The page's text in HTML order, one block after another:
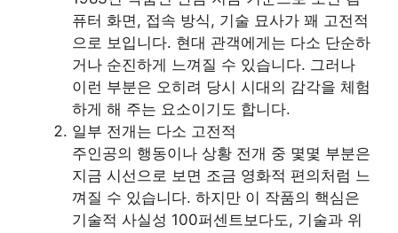
퓨터 화면, 접속 방식, 기술 묘사가 꽤 고전적
으로 보입니다. 현대 관객에게는 다소 단순하
거나 순진하게 느껴질 수 있습니다. 그러나
이런 부분은 오히려 당시 시대의 감각을 체험
하게 해 주는 요소이기도 합니다.
일부 전개는 다소 고전적
주인공의 행동이나 상황 전개 중 몇몇 부분은
지금 시선으로 보면 조금 영화적 편의처럼 느
껴질 수 있습니다. 하지만 이 작품의 핵심은
기술적 사실성 100퍼센트보다도, 기술과 위